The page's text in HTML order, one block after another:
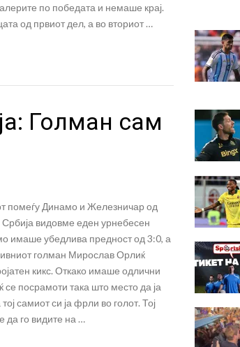
по победата и немаше крај.
од првиот дел, а во вториот …
Голман сам
помеѓу Динамо и Железничар од
Србија видовме еден урнебесен
имаше убедлива предност од 3:0, а
голман Мирослав Орлиќ
кикс. Откако имаше одлични
посрамоти така што место да ја
самиот си ја фрли во голот. Тој
да го видите на …